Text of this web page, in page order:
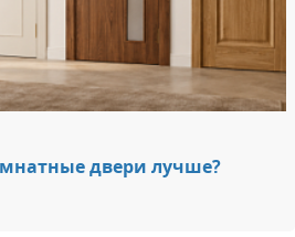
двери лучше?